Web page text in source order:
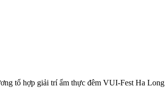
tổ hợp giải trí ẩm thực đêm VUI-Fest Ha Long